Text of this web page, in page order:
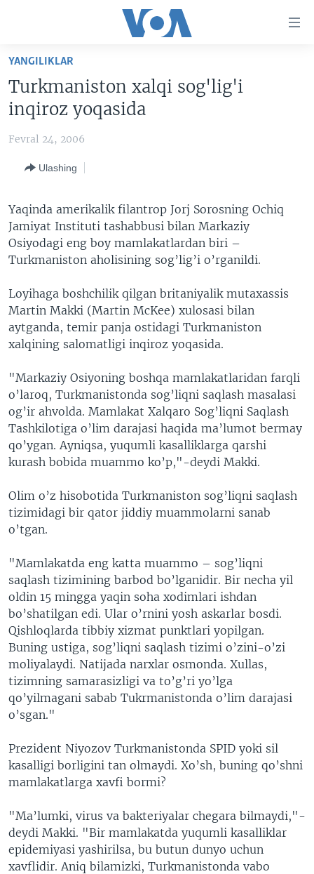
Boshiga
qayting
Qidiruvga
o'ting
VATANDOSHLAR
AMERIKA MANZARALARI
XALQARO HAYOT
MOBIL-SALOM!
VIDEO
XABARLAR SURATLARDA
IJTIMOIY TARMOQLAR
FACEBOOK
INSTAGRAM
ODNOKLASSNIKI
TELEGRAM
TWITTER
SOUNDCLOUD
INGLIZ TILI DARSLARI
Learning English
YANGILIKLAR
Turkmaniston xalqi sog'lig'i
inqiroz yoqasida
Fevral 24, 2006
Ulashing
Yaqinda amerikalik filantrop Jorj Sorosning Ochiq
Jamiyat Instituti tashabbusi bilan Markaziy
Osiyodagi eng boy mamlakatlardan biri –
Turkmaniston aholisining sog’lig’i o’rganildi.
Loyihaga boshchilik qilgan britaniyalik mutaxassis
Martin Makki (Martin McKee) xulosasi bilan
aytganda, temir panja ostidagi Turkmaniston
xalqining salomatligi inqiroz yoqasida.
"Markaziy Osiyoning boshqa mamlakatlaridan farqli
o’laroq, Turkmanistonda sog’liqni saqlash masalasi
og’ir ahvolda. Mamlakat Xalqaro Sog’liqni Saqlash
Tashkilotiga o’lim darajasi haqida ma’lumot bermay
qo’ygan. Ayniqsa, yuqumli kasalliklarga qarshi
kurash bobida muammo ko’p,"-deydi Makki.
Olim o’z hisobotida Turkmaniston sog’liqni saqlash
tizimidagi bir qator jiddiy muammolarni sanab
o’tgan.
"Mamlakatda eng katta muammo – sog’liqni
saqlash tizimining barbod bo’lganidir. Bir necha yil
oldin 15 mingga yaqin soha xodimlari ishdan
bo’shatilgan edi. Ular o’rnini yosh askarlar bosdi.
Qishloqlarda tibbiy xizmat punktlari yopilgan.
Buning ustiga, sog’liqni saqlash tizimi o’zini-o’zi
moliyalaydi. Natijada narxlar osmonda. Xullas,
tizimning samarasizligi va to’g’ri yo’lga
qo’yilmagani sabab Tukrmanistonda o’lim darajasi
o’sgan."
Prezident Niyozov Turkmanistonda SPID yoki sil
kasalligi borligini tan olmaydi. Xo’sh, buning qo’shni
mamlakatlarga xavfi bormi?
"Ma’lumki, virus va bakteriyalar chegara bilmaydi,"-
deydi Makki. "Bir mamlakatda yuqumli kasalliklar
epidemiyasi yashirilsa, bu butun dunyo uchun
xavflidir. Aniq bilamizki, Turkmanistonda vabo